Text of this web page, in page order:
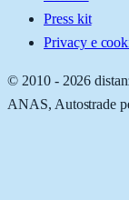
Press kit
Privacy e
© 2010 - 2026
ANAS, Autostrade